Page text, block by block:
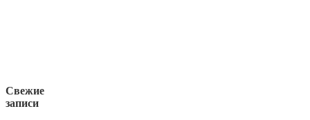
Свежие
записи